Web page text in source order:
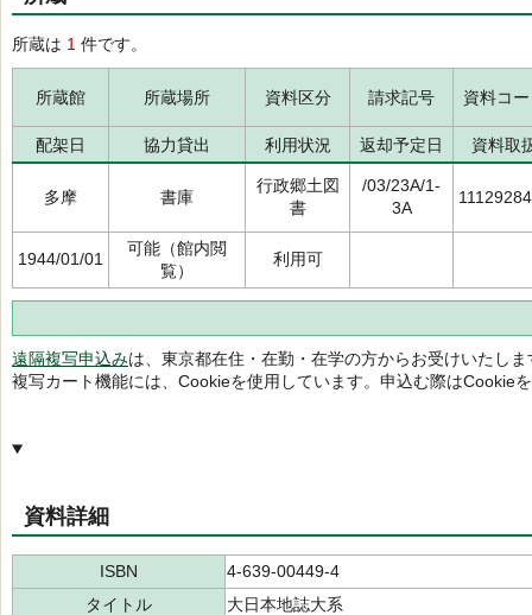
所蔵は 1 件です。
所蔵館 所蔵場所 資料区分 請求記号 資料コ
配架日 協力貸出 利用状況 返却予定日 資料取
多摩 書庫
行政郷土図
書
/03/23A/1-
3A
1944/01/01
可能（館内閲
覧）
利用可
遠隔複写申込みは、東京都在住・在勤・在学の方からお受けいたしま
複写カート機能には、Cookieを使用しています。申込む際はCookie
資料詳細
ISBN
4-639-00449-4
タイトル
大日本地誌大系